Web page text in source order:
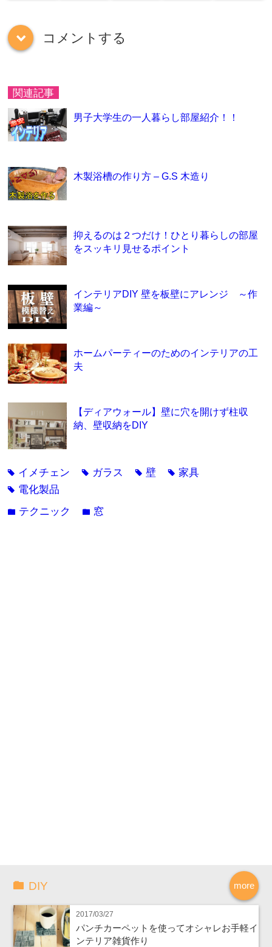
down コメントする
関連記事
男子大学生の一人暮らし部屋紹介！！
木製浴槽の作り方 – G.S 木造り
抑えるのは２つだけ！ひとり暮らしの部屋
をスッキリ見せるポイント
インテリアDIY 壁を板壁にアレンジ ～作
業編～
ホームパーティーのためのインテリアの工
夫
【ディアウォール】壁に穴を開けず柱収
納、壁収納をDIY
tag イメチェン tag ガラス tag壁 tag 家具
tag 電化製品
folder テクニック folder 窓
more
DIY
2017/03/27
パンチカーペットを使ってオシャレお手軽イ
ンテリア雑貨作り